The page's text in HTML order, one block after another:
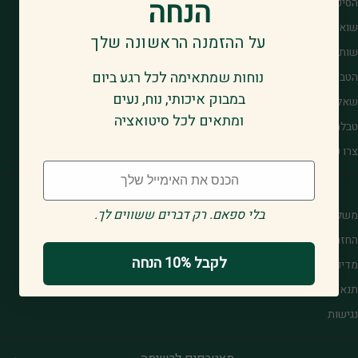
שואו רום
שותפים סיטונאיים
הטבה ללוחמים
שאלות נפוצות
טבלת מידות
צרו קשר
משלוחים
החזרות והחלפות
מדיניות פרטיות
תנאי שירות
נגישות
הנחה
על ההזמנה הראשונה שלך
במבוק איכותי, נוח, נעים
ומתאים לכל סיטואציה
Email
.בלי ספאם. רק דברים ששווים לך
לקבל 10% הנחה